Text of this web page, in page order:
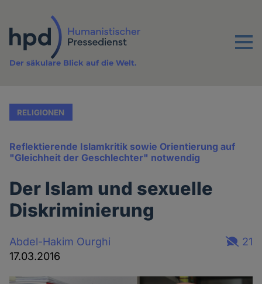
Inhalt
Menu
Der säkulare Blick auf die Welt.
RELIGIONEN
Reflektierende Islamkritik sowie Orientierung auf
"Gleichheit der Geschlechter" notwendig
Der Islam und sexuelle
Diskriminierung
Abdel-Hakim Ourghi
17.03.2016
21